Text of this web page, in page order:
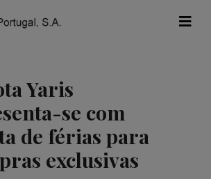
Yaris
se com
de férias para
exclusivas